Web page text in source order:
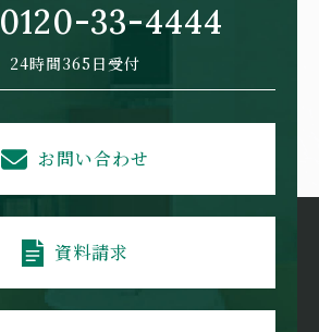
0120-33-4444
24時間365日受付
お問い合わせ
資料請求